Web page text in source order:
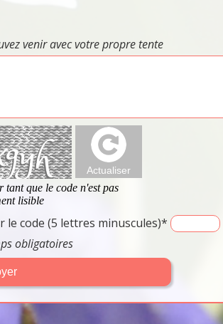
venir avec votre propre tente
le code (5 lettres minuscules)*
obligatoires